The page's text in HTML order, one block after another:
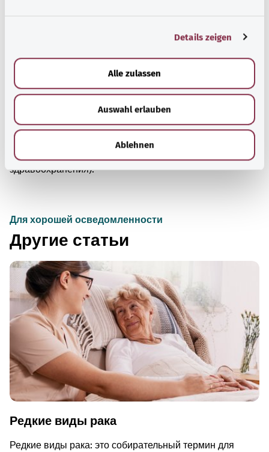
Details zeigen
Alle zulassen
Auswahl erlauben
Ablehnen
Источник
Предоставлено некоммерческой организацией Was
hab’ ich? GmbH по поручению Bundesministerium für
Gesundheit (BMG, Федеральное министерство
здравоохранения).
Для хорошей осведомленности
Другие статьи
Редкие виды рака
Редкие виды рака: это собирательный термин для